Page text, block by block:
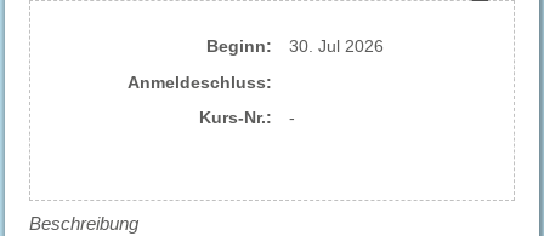
Beginn:
30. Jul 2026
Anmelde​schluss:
Kurs-Nr.:
-
Beschreibung